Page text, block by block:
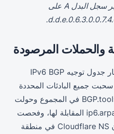
للرعاية الصحية عبر سجل البدل A على
والحملات المرصودة
لمزيد من التحقيق، قمنا باختبار جدول توجيه IPv6 BGP
سحبت جميع البادئات المحددة
لـ //48 وأكثر من BGP.tools 127,906 في المجموع وحولت
كل منها إلى منطقة ip6.arpa nibble المقابلة لها، وفحصت
خوادم أسماء Cloudflare. إن Cloudflare NS في منطقة